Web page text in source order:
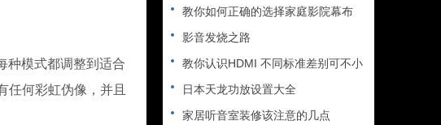
模式都调整到适合
任何彩虹伪像，并且
教你如何正确的选择家庭影院幕布
影音发烧之路
教你认识HDMI 不同标准差别可不小
日本天龙功放设置大全
家居听音室装修该注意的几点